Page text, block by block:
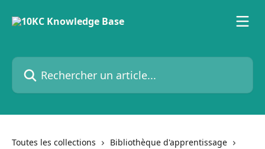
Rechercher un article...
Toutes les collections
Bibliothèque d'apprentissage